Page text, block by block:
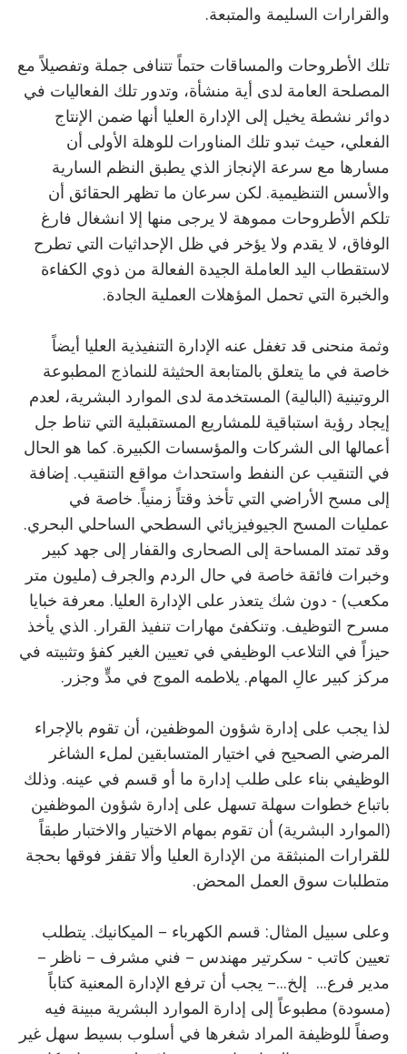
والقرارات السليمة والمتبعة.
تلك الأطروحات والمساقات حتماً تتنافى جملة وتفصيلاً مع
المصلحة العامة لدى أية منشأة، وتدور تلك الفعاليات في
دوائر نشطة يخيل إلى الإدارة العليا أنها ضمن الإنتاج
الفعلي، حيث تبدو تلك المناورات للوهلة الأولى أن
مسارها مع سرعة الإنجاز الذي يطبق النظم السارية
والأسس التنظيمية. لكن سرعان ما تظهر الحقائق أن
تلكم الأطروحات مموهة لا يرجى منها إلا انشغال فارغ
الوفاق، لا يقدم ولا يؤخر في ظل الإحداثيات التي تطرح
لاستقطاب اليد العاملة الجيدة الفعالة من ذوي الكفاءة
والخبرة التي تحمل المؤهلات العملية الجادة.
وثمة منحنى قد تغفل عنه الإدارة التنفيذية العليا أيضاً
خاصة في ما يتعلق بالمتابعة الحثيثة للنماذج المطبوعة
الروتينية (البالية) المستخدمة لدى الموارد البشرية، لعدم
إيجاد رؤية استباقية للمشاريع المستقبلية التي تناط جل
أعمالها الى الشركات والمؤسسات الكبيرة. كما هو الحال
في التنقيب عن النفط واستحداث مواقع التنقيب. إضافة
إلى مسح الأراضي التي تأخذ وقتاً زمنياً. خاصة في
عمليات المسح الجيوفيزيائي السطحي الساحلي البحري.
وقد تمتد المساحة إلى الصحارى والقفار إلى جهد كبير
وخبرات فائقة خاصة في حال الردم والجرف (مليون متر
مكعب) - دون شك يتعذر على الإدارة العليا. معرفة خبايا
مسرح التوظيف. وتنكفئ مهارات تنفيذ القرار. الذي يأخذ
حيزاً في التلاعب الوظيفي في تعيين الغير كفؤ وتثبيته في
مركز كبير عالِ المهام. يلاطمه الموج في مدٍّ وجزر.
لذا يجب على إدارة شؤون الموظفين، أن تقوم بالإجراء
المرضي الصحيح في اختيار المتسابقين لملء الشاغر
الوظيفي بناء على طلب إدارة ما أو قسم في عينه. وذلك
باتباع خطوات سهلة تسهل على إدارة شؤون الموظفين
(الموارد البشرية) أن تقوم بمهام الاختيار والاختبار طبقاً
للقرارات المنبثقة من الإدارة العليا وألا تقفز فوقها بحجة
متطلبات سوق العمل المحض.
وعلى سبيل المثال: قسم الكهرباء – الميكانيك. يتطلب
تعيين كاتب - سكرتير مهندس – فني مشرف – ناظر –
مدير فرع... إلخ...– يجب أن ترفع الإدارة المعنية كتاباً
(مسودة) مطبوعاً إلى إدارة الموارد البشرية مبينة فيه
وصفاً للوظيفة المراد شغرها في أسلوب بسيط سهل غير